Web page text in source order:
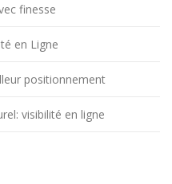
finesse
en Ligne
positionnement
visibilité en ligne